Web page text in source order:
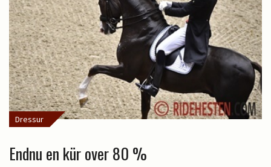
Dressur
Endnu en kür over 80 %